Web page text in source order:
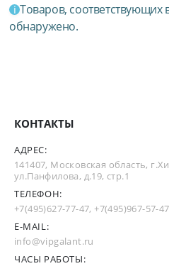
Товаров, соответствующих
обнаружено.
КОНТАКТЫ
АДРЕС:
141407, Московская область,
ул.Панфилова, д.19, стр.1
ТЕЛЕФОН:
+7(495)627-77-47,+7(495)967-57-47
E-MAIL:
info@vipgalant.ru
ЧАСЫ РАБОТЫ: